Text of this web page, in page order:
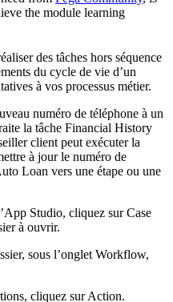
the module learning
des tâches hors séquence
du cycle de vie d’un
à vos processus métier.
numéro de téléphone à un
la tâche Financial History
client peut exécuter la
à jour le numéro de
Loan vers une étape ou une
Studio, cliquez surCase
à ouvrir.
sous l’onglet Workflow,
, cliquez surAction.